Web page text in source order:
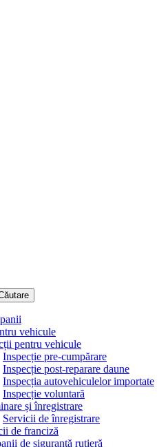
vehicule
pentru vehicule
Inspecție pre-cumpărare
Inspecție post-reparare daune
Inspecția autovehiculelor importate
Inspecție voluntară
și înregistrare
Servicii de înregistrare
de franciză
de siguranță rutieră